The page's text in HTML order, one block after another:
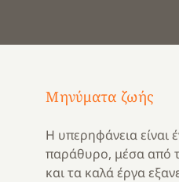
Μηνύματα ζωής
Η υπερηφάνεια είναι
παράθυρο, μέσα από
και τα καλά έργα